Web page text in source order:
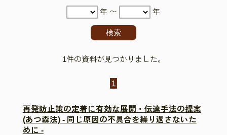
年 〜 年
1件の資料が見つかりました。
1
再発防止策の定着に有効な展開・伝達手法の提案
(あつ森法) - 同じ原因の不具合を繰り返さないた
めに -